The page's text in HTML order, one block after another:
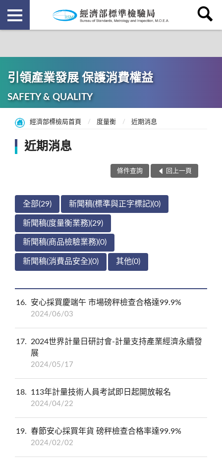
引領產業發展 保護消費權益
SAFETY & QUALITY
經濟部標檢局首頁 度量衡 近期消息
近期消息
條件查詢 回上一頁
全部(29) 新聞稿(標準與正字標記)(0)
新聞稿(度量衡業務)(29)
新聞稿(商品檢驗業務)(0)
新聞稿(消費品安全)(0) 其他(0)
16 安心採買慶端午 市場磅秤檢查合格達99.9%
2024/06/03
17
2024世界計量日研討會-計量支持產業經濟永續發
展
2024/05/17
18 113年計量技術人員考試即日起開放報名
2024/04/22
19 春節安心採買年貨 磅秤檢查合格率達99.9%
2024/02/02